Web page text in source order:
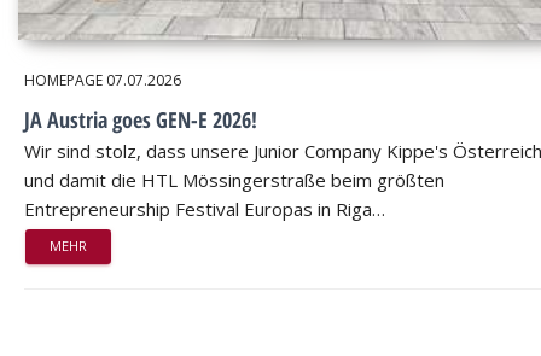
HOMEPAGE 07.07.2026
JA Austria goes GEN-E 2026!
Wir sind stolz, dass unsere Junior Company Kippe's Österreich
und damit die HTL Mössingerstraße beim größten
Entrepreneurship Festival Europas in Riga…
MEHR